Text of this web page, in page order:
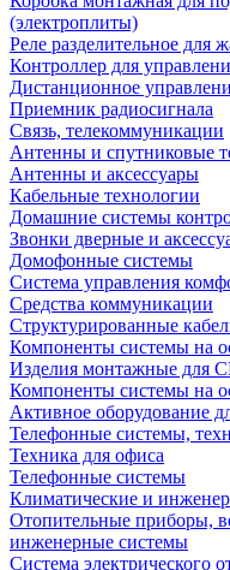
(электроплиты)
Реле разделительное для
Контроллер для
Дистанционное
Приемник радиосигнала
Связь, телекоммуникации
Антенны и спутниковые
Антенны и аксессуары
Кабельные технологии
Домашние системы
Звонки дверные и
Домофонные системы
Система управления
Средства коммуникации
Структурированные
Компоненты системы на
Изделия монтажные для
Компоненты системы на
Активное оборудование
Телефонные системы,
Техника для офиса
Телефонные системы
Климатические и
Отопительные приборы,
инженерные системы
Система электрического